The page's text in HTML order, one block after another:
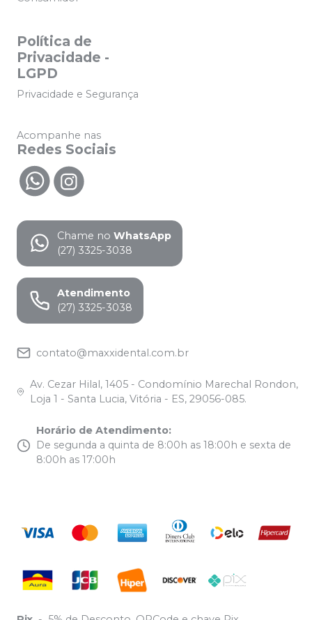
Política de
Privacidade -
LGPD
Privacidade e Segurança
Acompanhe nas
Redes Sociais
Chame no WhatsApp
(27) 3325-3038
Atendimento
(27) 3325-3038
contato@maxxidental.com.br
Av. Cezar Hilal, 1405 - Condomínio Marechal Rondon,
Loja 1 - Santa Lucia, Vitória - ES, 29056-085.
Horário de Atendimento:
De segunda a quinta de 8:00h as 18:00h e sexta de
8:00h as 17:00h